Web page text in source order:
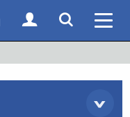
web
Acceso Socios
Acceso